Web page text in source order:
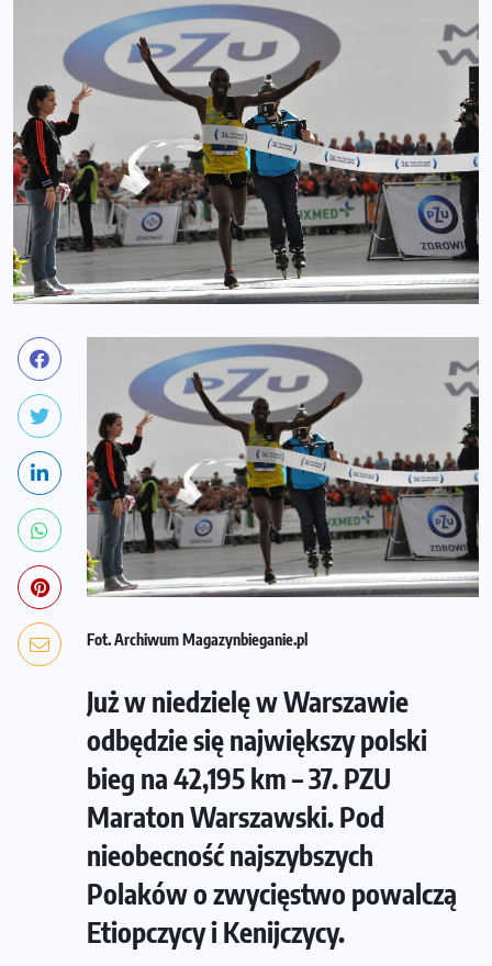
Fot. Archiwum Magazynbieganie.pl
Już w niedzielę w Warszawie
odbędzie się największy polski
bieg na 42,195 km – 37. PZU
Maraton Warszawski. Pod
nieobecność najszybszych
Polaków o zwycięstwo powalczą
Etiopczycy i Kenijczycy.